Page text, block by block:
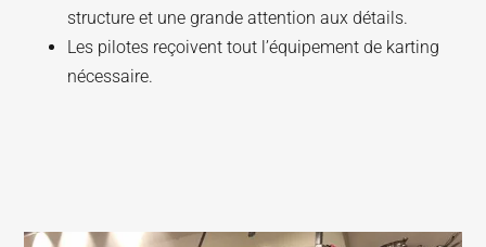
structure et une grande attention aux détails.
Les pilotes reçoivent tout l’équipement de karting
nécessaire.